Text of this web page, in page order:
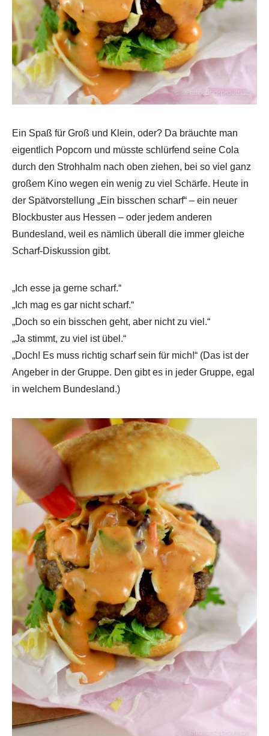
Ein Spaß für Groß und Klein, oder? Da bräuchte man
eigentlich Popcorn und müsste schlürfend seine Cola
durch den Strohhalm nach oben ziehen, bei so viel ganz
großem Kino wegen ein wenig zu viel Schärfe. Heute in
der Spätvorstellung „Ein bisschen scharf“ – ein neuer
Blockbuster aus Hessen – oder jedem anderen
Bundesland, weil es nämlich überall die immer gleiche
Scharf-Diskussion gibt.
„Ich esse ja gerne scharf.“
„Ich mag es gar nicht scharf.“
„Doch so ein bisschen geht, aber nicht zu viel.“
„Ja stimmt, zu viel ist übel.“
„Doch! Es muss richtig scharf sein für mich!“ (Das ist der
Angeber in der Gruppe. Den gibt es in jeder Gruppe, egal
in welchem Bundesland.)